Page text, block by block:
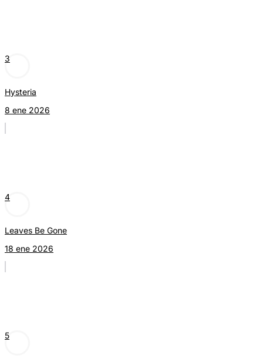
3
Hysteria
8 ene 2026
4
Leaves Be Gone
18 ene 2026
5